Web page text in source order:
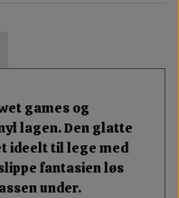
games og
lagen. Den glatte
ideelt til lege med
fantasien løs
under.